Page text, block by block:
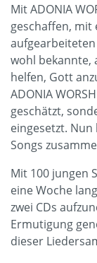
Mit ADONIA
geschaffen,
wohl bekannte,
helfen, Gott
ADONIA
geschätzt,
eingesetzt. Nun
Songs
Mit 100 jungen
eine Woche
zwei CDs
Ermutigung
dieser